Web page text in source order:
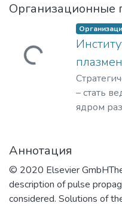
Организационные
Загружается...
– стать
ядром
Аннотация
© 2020 Elsevier
description of pulse
considered. Solutions of